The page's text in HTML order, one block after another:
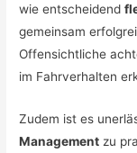
wie entscheidend
gemeinsam
Offensichtliche
im Fahrverhalten
Zudem ist es
Management zu